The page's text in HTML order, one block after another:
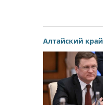
Алтайский край